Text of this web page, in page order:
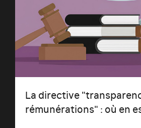
La directive
rémunérations" : où en